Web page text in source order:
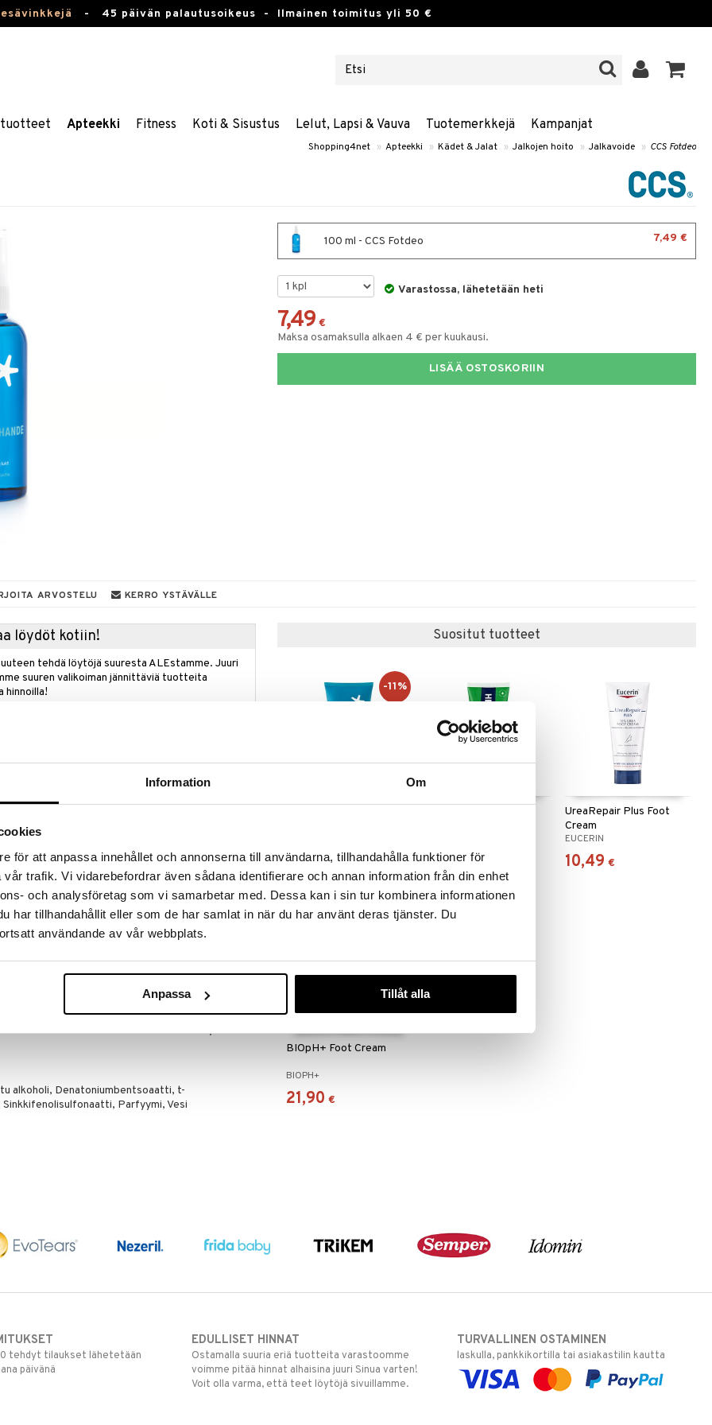
Information Om
för att anpassa innehållet och annonserna till användarna, tillhandahålla funktioner för
trafik. Vi vidarebefordrar även sådana identifierare och annan information från din enhet
och analysföretag som vi samarbetar med. Dessa kan i sin tur kombinera informationen
har tillhandahållit eller som de har samlat in när du har använt deras tjänster. Du
användande av vår webbplats.
Anpassa Tillåt alla
- 45 päivän palautusoikeus - Ilmainen toimitus yli 50 €
Apteekki Fitness Koti & Sisustus Lelut, Lapsi & Vauva Tuotemerkkejä Kampanjat
Shopping4net » Apteekki » Kädet & Jalat » Jalkojen hoito » Jalkavoide » CCS Fotdeo
100 ml - CCS Fotdeo 7,49 €
Varastossa, lähetetään heti
7,49 €
Maksa osamaksulla alkaen 4 € per kuukausi.
LISÄÄ OSTOSKORIIN
ARVOSTELU KERRO YSTÄVÄLLE
löydöt kotiin!
tehdä löytöjä suuresta ALEstamme. Juuri
suuren valikoiman jännittäviä tuotteita
hinnoilla!
välittömän viilentävän tunteen ja kuivuu nopeasti
josta emme mielellämme puhu, mutta se voi
Jalkadeo vähentää hikoilua ja pahaa hajua.
hikoilua ja hajua
päivittäin
– täydellinen osa päivittäistä jalkahoitorutiiniasi.
Vältä kosketusta silmiin. Säilytä
alkoholi, Denatoniumbentsoaatti, t-
Parfyymi, Vesi
Suositut tuotteet
alk.4,90 € (5,48€)
-11%
5,90 €
UreaRepair Plus Foot
Cream
EUCERIN
10,49 €
BIOpH+ Foot Cream
BIOPH+
21,90 €
tehdyt tilaukset lähetetään
päivänä
EDULLISET HINNAT
Ostamalla suuria eriä tuotteita varastoomme
voimme pitää hinnat alhaisina juuri Sinua varten!
Voit olla varma, että teet löytöjä sivuillamme.
TURVALLINEN OSTAMINEN
laskulla, pankkikortilla tai asiakastilin kautta